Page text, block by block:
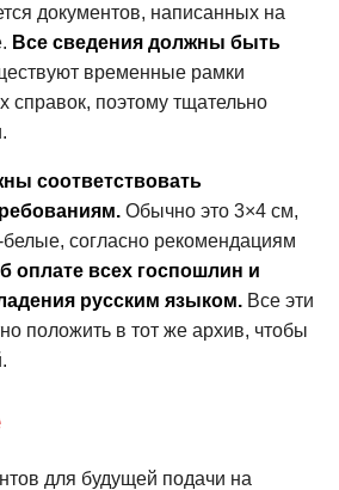
документов, написанных на
Все сведения должны быть
временные рамки
справок, поэтому тщательно
соответствовать
Обычно это 3×4 см,
согласно рекомендациям
оплате всех госпошлин и
русским языком. Все эти
положить в тот же архив, чтобы
для будущей подачи на